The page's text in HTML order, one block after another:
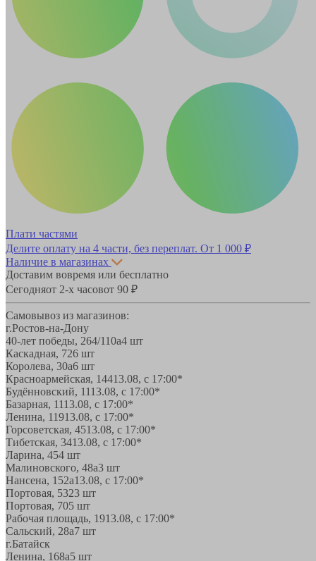
Плати частями
Делите оплату на 4 части, без переплат. От 1 000 ₽
Наличие в магазинах
Доставим вовремя или бесплатно
Сегодняот 2-х часовот 90 ₽
Самовывоз из магазинов:
г.Ростов-на-Дону
40-лет победы, 264/110а4 шт
Каскадная, 726 шт
Королева, 30а6 шт
Красноармейская, 14413.08, с 17:00*
Будённовский, 1113.08, с 17:00*
Базарная, 1113.08, с 17:00*
Ленина, 11913.08, с 17:00*
Горсоветская, 4513.08, с 17:00*
Тибетская, 3413.08, с 17:00*
Ларина, 454 шт
Малиновского, 48а3 шт
Нансена, 152а13.08, с 17:00*
Портовая, 5323 шт
Портовая, 705 шт
Рабочая площадь, 1913.08, с 17:00*
Сальский, 28a7 шт
г.Батайск
Ленина, 168а5 шт